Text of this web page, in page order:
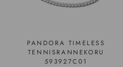
PANDORA TIMELESS
TENNISRANNEKORU
593927C01